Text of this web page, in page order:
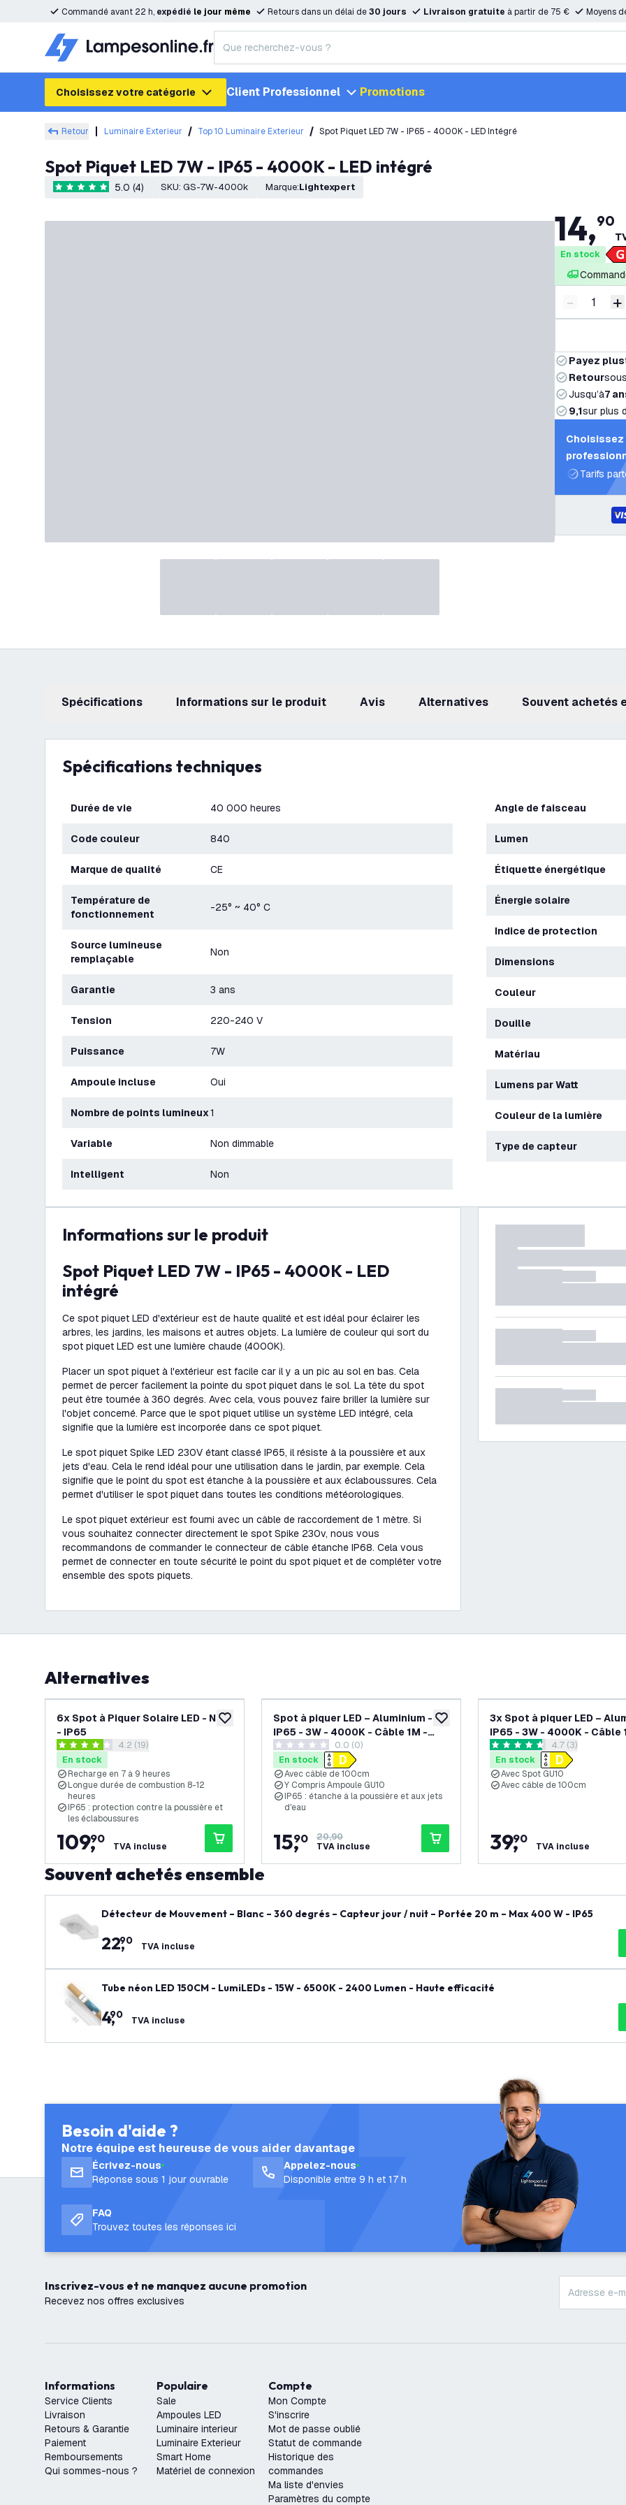
Commandé avant 22 h, expédié le jour même Retours dans un délai de30 jours Livraison gratuite à partir de 75 € Moyens
Choisissez votre catégorie Client Professionnel Promotions
Retour Luminaire Exterieur Top 10 Luminaire Exterieur Spot Piquet LED 7W - IP65 - 4000K - LED Intégré
Spot Piquet LED 7W - IP65 - 4000K - LED intégré
5 étoiles de notation
5.0 (4) SKU: GS-7W-4000k Marque: Lightexpert
14,90
En stock
Diminuer
- +
Payez plus
Retoursous
Jusqu’à7
9,1sur plus
Tarifs
Spécifications Informations sur le produit avis Alternatives Souvent achetés
Spécifications techniques
Durée de vie 40 000 heures
Code couleur 840
Marque de qualité CE
Température de
fonctionnement
-25° ~ 40° C
Source lumineuse
remplaçable
Non
Garantie 3 ans
Tension 220-240 V
Puissance 7W
Ampoule incluse Oui
Nombre de points lumineux1
Variable Non dimmable
Intelligent Non
Angle de faisceau
Lumen
Étiquette énergétique
Énergie solaire
Indice de protection
Dimensions
Couleur
Douille
Matériau
Lumens par Watt
Couleur de la lumière
Type de capteur
Informations sur le produit
Spot Piquet LED 7W - IP65 - 4000K - LED
intégré
Ce spot piquet LED d'extérieur est de haute qualité et est idéal pour éclairer les
arbres, les jardins, les maisons et autres objets. La lumière de couleur qui sort du
spot piquet LED est une lumière chaude (4000K).
Placer un spot piquet à l'extérieur est facile car il y a un pic au sol en bas. Cela
permet de percer facilement la pointe du spot piquet dans le sol. La tête du spot
peut être tournée à 360 degrés. Avec cela, vous pouvez faire briller la lumière sur
l'objet concerné. Parce que le spot piquet utilise un système LED intégré, cela
signifie que la lumière est incorporée dans ce spot piquet.
Le spot piquet Spike LED 230V étant classé IP65, il résiste à la poussière et aux
jets d'eau. Cela le rend idéal pour une utilisation dans le jardin, par exemple. Cela
signifie que le point du spot est étanche à la poussière et aux éclaboussures. Cela
permet d'utiliser le spot piquet dans toutes les conditions météorologiques.
Le spot piquet extérieur est fourni avec un câble de raccordement de 1 mètre. Si
vous souhaitez connecter directement le spot Spike 230v, nous vous
recommandons de commander le connecteur de câble étanche IP68. Cela vous
permet de connecter en toute sécurité le point du spot piquet et de compléter votre
ensemble des spots piquets.
Alternatives
ajouter à la liste de souhaits
6x Spot à Piquer Solaire LED - Noir
- IP65
ouvrir le tiroir des avis
4.2 étoiles de notation
4.2 (19)
En stock
Recharge en 7 à 9 heures
Longue durée de combustion 8-12
heures
IP65 : protection contre la poussière et
les éclaboussures
109,
90
TVA incluse
ajouter à la liste de souhaits
Spot à piquer LED – Aluminium -
IP65 - 3W - 4000K - Câble 1M -
Noir
0 étoiles de notation
0.0 (0)
En stock
Avec câble de 100cm
Y Compris Ampoule GU10
IP65 : étanche à la poussière et aux jets
d'eau
15,
90
20,90
TVA incluse
3x Spot à piquer LED –
IP65 - 3W - 4000K -
ouvrir le tiroir des
4.7 étoiles de notation
4.7 (3)
En stock
Avec Spot GU10
Avec câble de 100cm
39,
90
TVA incluse
Souvent achetés ensemble
Détecteur de Mouvement – Blanc – 360 degrés – Capteur jour / nuit – Portée 20 m – Max 400 W - IP65
22,
90 TVA incluse
Tube néon LED 150CM - LumiLEDs - 15W - 6500K - 2400 Lumen - Haute efficacité
4,
90 TVA incluse
Besoin d'aide ?
Notre équipe est heureuse de vous aider davantage
Écrivez-nous
Réponse sous 1 jour ouvrable
Appelez-nous
Disponible entre 9 h et 17 h
FAQ
Trouvez toutes les réponses ici
Inscrivez-vous et ne manquez aucune promotion
Recevez nos offres exclusives
Informations
Service Clients
Livraison
Retours & Garantie
Paiement
Remboursements
Qui sommes-nous ?
Populaire
Sale
Ampoules LED
Luminaire interieur
Luminaire Exterieur
Smart Home
Matériel de connexion
Compte
Mon Compte
S'inscrire
Mot de passe oublié
Statut de commande
Historique des
commandes
Ma liste d'envies
Paramètres du compte